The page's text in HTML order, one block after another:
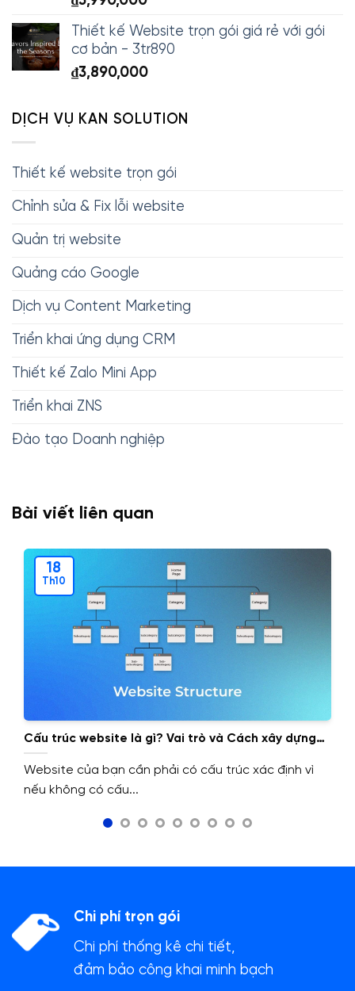
Thiết kế Website trọn gói giá rẻ với gói
cơ bản - 3tr890
₫3,890,000
DỊCH VỤ KAN SOLUTION
Thiết kế website trọn gói
Chỉnh sửa & Fix lỗi website
Quản trị website
Quảng cáo Google
Dịch vụ Content Marketing
Triển khai ứng dụng CRM
Thiết kế Zalo Mini App
Triển khai ZNS
Đào tạo Doanh nghiệp
Bài viết liên quan
Cấu trúc website là gì? Vai trò và Cách xây dựng
cấu trúc website.
Website của bạn cần phải có cấu trúc xác định vì
nếu không có cấu...
18
Th10
Chi phí trọn gói
Chi phí thống kê chi tiết,
đảm bảo công khai minh bạch